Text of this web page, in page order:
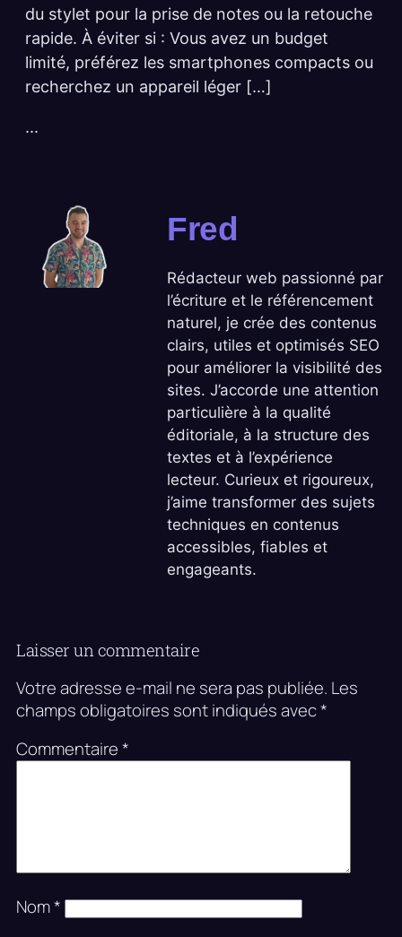
du stylet pour la prise de notes ou la retouche
rapide. À éviter si : Vous avez un budget
limité, préférez les smartphones compacts ou
recherchez un appareil léger […]
...
Fred
Rédacteur web passionné par
l’écriture et le référencement
naturel, je crée des contenus
clairs, utiles et optimisés SEO
pour améliorer la visibilité des
sites. J’accorde une attention
particulière à la qualité
éditoriale, à la structure des
textes et à l’expérience
lecteur. Curieux et rigoureux,
j’aime transformer des sujets
techniques en contenus
accessibles, fiables et
engageants.
Laisser un commentaire
Votre adresse e-mail ne sera pas publiée. Les
champs obligatoires sont indiqués avec*
Commentaire*
Nom*